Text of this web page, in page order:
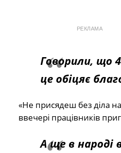
РЕКЛАМА
Говорили, що
це обіцяє
«Не присядеш без діла
ввечері працівників
А ще в народі